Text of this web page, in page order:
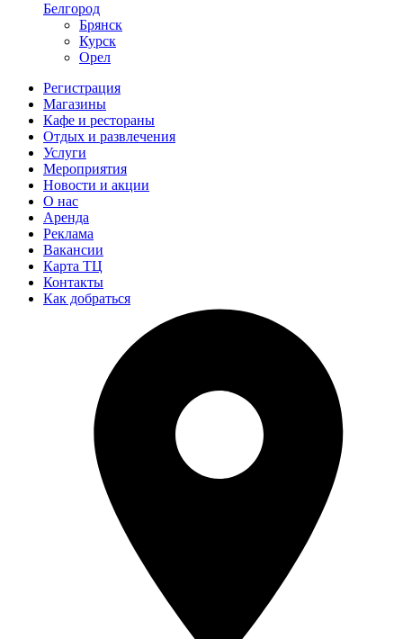
Белгород
Брянск
Курск
Орел
Регистрация
Магазины
Кафе и рестораны
Отдых и развлечения
Услуги
Мероприятия
Новости и акции
О нас
Аренда
Реклама
Вакансии
Карта ТЦ
Контакты
Как добраться